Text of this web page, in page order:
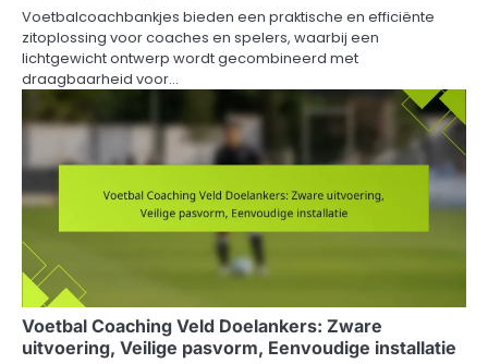
Voetbalcoachbankjes bieden een praktische en efficiënte
zitoplossing voor coaches en spelers, waarbij een
lichtgewicht ontwerp wordt gecombineerd met
draagbaarheid voor…
Voetbal Coaching Veld Doelankers: Zware
uitvoering, Veilige pasvorm, Eenvoudige installatie